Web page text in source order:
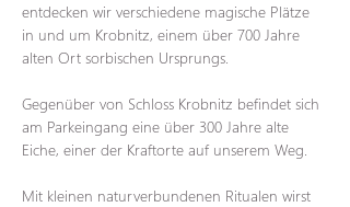
entdecken wir verschiedene magische Plätze
in und um Krobnitz, einem über 700 Jahre
alten Ort sorbischen Ursprungs.
Gegenüber von Schloss Krobnitz befindet sich
am Parkeingang eine über 300 Jahre alte
Eiche, einer der Kraftorte auf unserem Weg.
Mit kleinen naturverbundenen Ritualen wirst